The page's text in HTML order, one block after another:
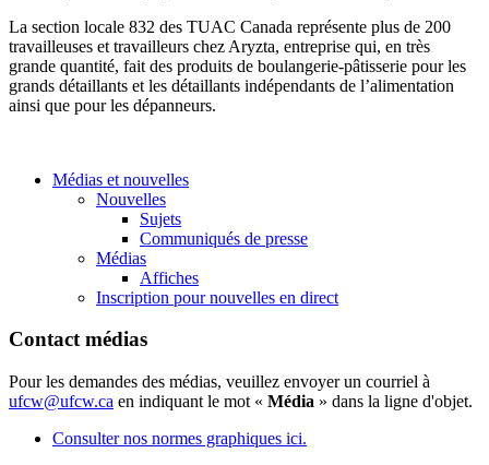
La section locale 832 des TUAC Canada représente plus de 200
travailleuses et travailleurs chez Aryzta, entreprise qui, en très
grande quantité, fait des produits de boulangerie-pâtisserie pour les
grands détaillants et les détaillants indépendants de l’alimentation
ainsi que pour les dépanneurs.
Médias et nouvelles
Nouvelles
Sujets
Communiqués de presse
Médias
Affiches
Inscription pour nouvelles en direct
Contact médias
Pour les demandes des médias, veuillez envoyer un courriel à
ufcw@ufcw.ca en indiquant le mot « Média » dans la ligne d'objet.
Consulter nos normes graphiques ici.